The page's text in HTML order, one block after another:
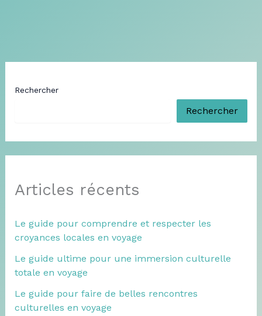
Rechercher
Rechercher
Articles récents
Le guide pour comprendre et respecter les
croyances locales en voyage
Le guide ultime pour une immersion culturelle
totale en voyage
Le guide pour faire de belles rencontres
culturelles en voyage